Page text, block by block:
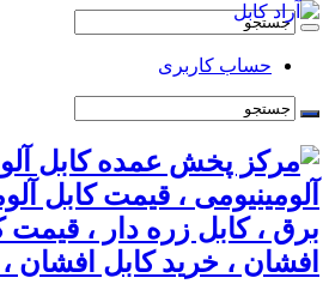
حساب کاربری
آلومینیومی ، قیمت کابل
برق ، کابل زره دار ،
افشان ، خرید کابل افشان